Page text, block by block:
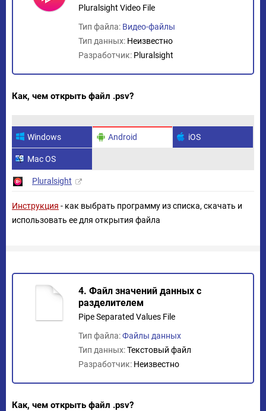
Pluralsight Video File
Тип файла: Видео-файлы
Тип данных: Неизвестно
Разработчик: Pluralsight
Как, чем открыть файл .psv?
Windows Android iOS
Mac OS
Pluralsight
Инструкция - как выбрать программу из списка, скачать и
использовать ее для открытия файла
4. Файл значений данных с
разделителем
Pipe Separated Values File
Тип файла:Файлы данных
Тип данных:Текстовый файл
Разработчик: Неизвестно
Как, чем открыть файл .psv?